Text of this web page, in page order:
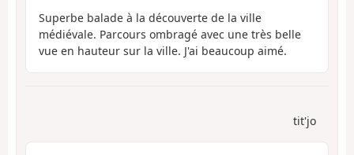
Superbe balade à la découverte de la ville
médiévale. Parcours ombragé avec une très belle
vue en hauteur sur la ville. J'ai beaucoup aimé.
tit'jo